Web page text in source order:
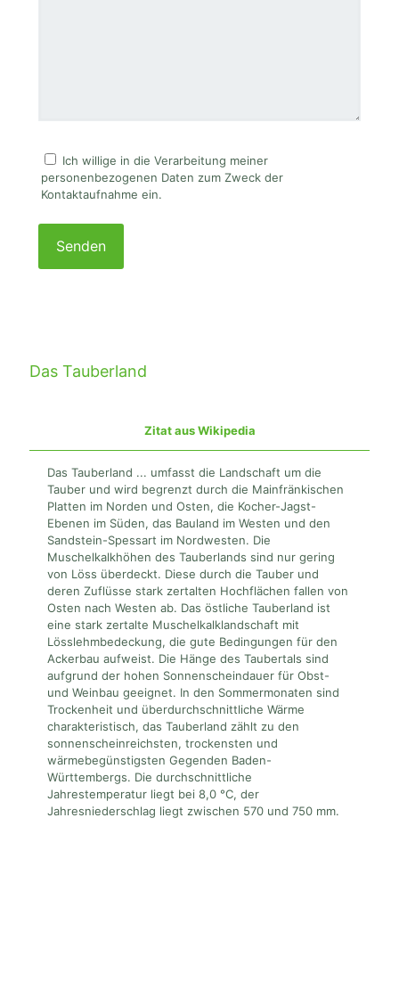
Ich willige in die Verarbeitung meiner
personenbezogenen Daten zum Zweck der
Kontaktaufnahme ein.
P
v
i
Das Tauberland
Zitat aus Wikipedia
Das Tauberland ... umfasst die Landschaft um die
Tauber und wird begrenzt durch die Mainfränkischen
Platten im Norden und Osten, die Kocher-Jagst-
Ebenen im Süden, das Bauland im Westen und den
Sandstein-Spessart im Nordwesten. Die
Muschelkalkhöhen des Tauberlands sind nur gering
von Löss überdeckt. Diese durch die Tauber und
deren Zuflüsse stark zertalten Hochflächen fallen von
Osten nach Westen ab. Das östliche Tauberland ist
eine stark zertalte Muschelkalklandschaft mit
Lösslehmbedeckung, die gute Bedingungen für den
Ackerbau aufweist. Die Hänge des Taubertals sind
aufgrund der hohen Sonnenscheindauer für Obst-
und Weinbau geeignet. In den Sommermonaten sind
Trockenheit und überdurchschnittliche Wärme
charakteristisch, das Tauberland zählt zu den
sonnenscheinreichsten, trockensten und
wärmebegünstigsten Gegenden Baden-
Württembergs. Die durchschnittliche
Jahrestemperatur liegt bei 8,0 °C, der
Jahresniederschlag liegt zwischen 570 und 750 mm.